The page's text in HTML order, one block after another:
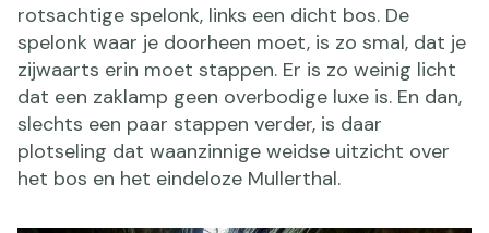
rotsachtige spelonk, links een dicht bos. De
spelonk waar je doorheen moet, is zo smal, dat je
zijwaarts erin moet stappen. Er is zo weinig licht
dat een zaklamp geen overbodige luxe is. En dan,
slechts een paar stappen verder, is daar
plotseling dat waanzinnige weidse uitzicht over
het bos en het eindeloze Mullerthal.